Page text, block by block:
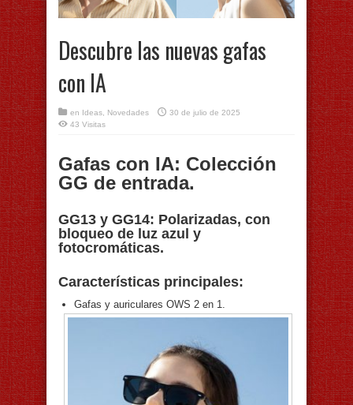
Descubre las nuevas gafas
con IA
en Ideas Novedades
30 de julio de 2025
43 Visitas
Gafas con IA: Colección
GG de entrada.
GG13 y GG14: Polarizadas, con
bloqueo de luz azul y
fotocromáticas.
Características principales:
Gafas y auriculares OWS 2 en 1.